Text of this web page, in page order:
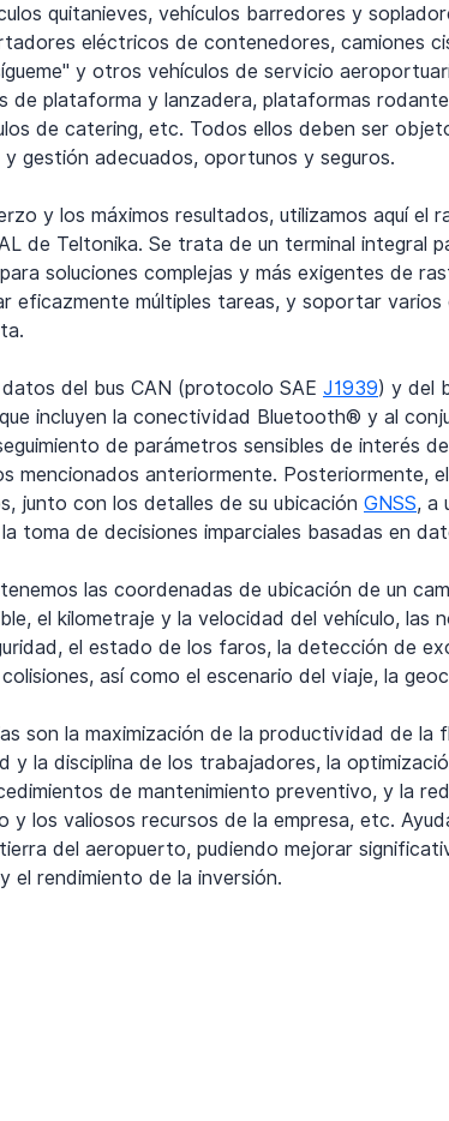
quitanieves, vehículos barredores y
eléctricos de contenedores, camiones
y otros vehículos de servicio
de plataforma y lanzadera, plataformas
de catering, etc. Todos ellos deben ser
gestión adecuados, oportunos y seguros.
y los máximos resultados, utilizamos aquí el
de Teltonika. Se trata de un terminal integral
soluciones complejas y más exigentes de
eficazmente múltiples tareas, y soportar
del bus CAN (protocolo SAE J1939) y del
incluyen la conectividad Bluetooth® y al
de parámetros sensibles de interés
mencionados anteriormente. Posteriormente,
junto con los detalles de su ubicación GNSS, a
toma de decisiones imparciales basadas en
las coordenadas de ubicación de un
el kilometraje y la velocidad del vehículo, las
el estado de los faros, la detección de
así como el escenario del viaje, la
son la maximización de la productividad de la
y la disciplina de los trabajadores, la
de mantenimiento preventivo, y la
y los valiosos recursos de la empresa, etc.
del aeropuerto, pudiendo mejorar
el rendimiento de la inversión.